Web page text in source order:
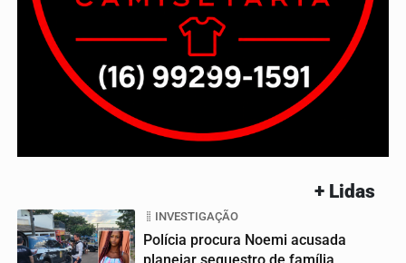
+ Lidas
INVESTIGAÇÃO
Polícia procura Noemi acusada